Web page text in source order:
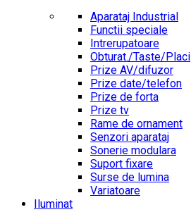
Aparataj Industrial
Functii speciale
Intrerupatoare
Obturat./Taste/Placi
Prize AV/difuzor
Prize date/telefon
Prize de forta
Prize tv
Rame de ornament
Senzori aparataj
Sonerie modulara
Suport fixare
Surse de lumina
Variatoare
Iluminat